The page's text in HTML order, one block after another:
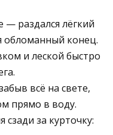
— раздался лёгкий
обломанный конец.
и леской быстро
всё на свете,
прямо в воду.
сзади за курточку: